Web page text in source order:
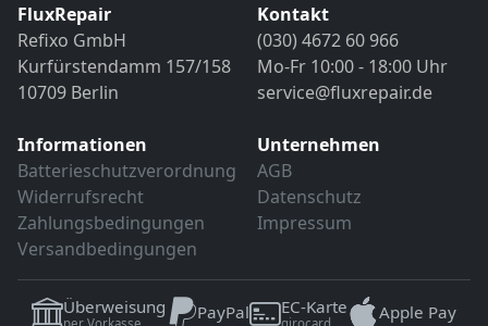
FluxRepair
Refixo GmbH
Kurfürstendamm 157/158
10709 Berlin
Kontakt
(030) 4672 60 966
Mo-Fr 10:00 - 18:00 Uhr
service@fluxrepair.de
Informationen
Batterieschutzverordnung
Widerrufsrecht
Zahlungsbedingungen
Versandbedingungen
Unternehmen
AGB
Datenschutz
Impressum
Überweisung PayPal EC-Karte Apple Pay